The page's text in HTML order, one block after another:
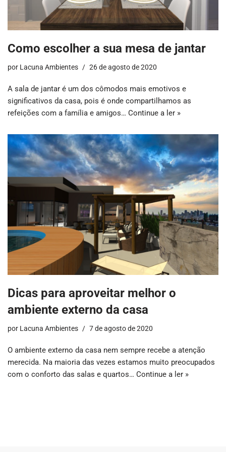
Como escolher a sua mesa de jantar
por Lacuna Ambientes 26 de agosto de 2020
A sala de jantar é um dos cômodos mais emotivos e
significativos da casa, pois é onde compartilhamos as
refeições com a família e amigos… Continue a ler »
Dicas para aproveitar melhor o
ambiente externo da casa
por Lacuna Ambientes 7 de agosto de 2020
O ambiente externo da casa nem sempre recebe a atenção
merecida. Na maioria das vezes estamos muito preocupados
com o conforto das salas e quartos… Continue a ler »